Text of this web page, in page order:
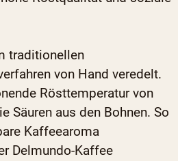
traditionellen
von Hand veredelt.
Rösttemperatur von
Säuren aus den Bohnen. So
Kaffeearoma
Delmundo-Kaffee